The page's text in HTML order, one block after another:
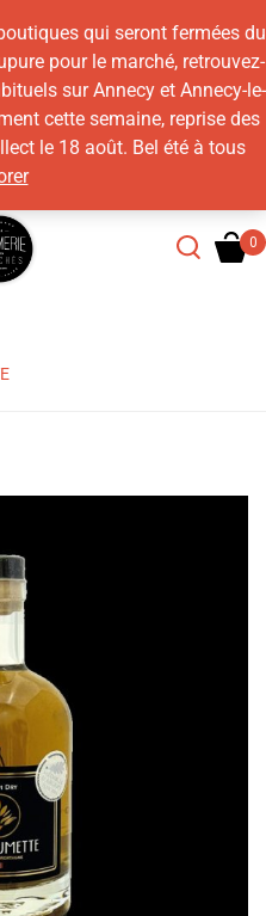
qui seront fermées du
pour le marché, retrouvez-
sur Annecy et Annecy-le-
cette semaine, reprise des
le 18 août. Bel été à tous